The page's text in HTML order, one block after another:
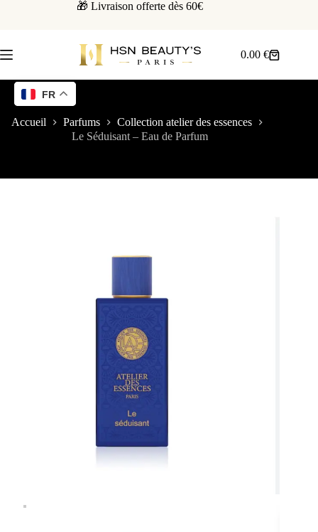
🎁 Livraison offerte dès 60€
0.00€
Accueil Parfums
Collection atelier des essences
Le Séduisant – Eau de Parfum
FR